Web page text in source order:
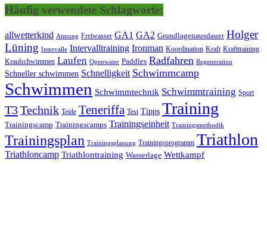
Häufig verwendete Schlagworte:
allwetterkind Atmung Freiwasser GA1 GA2 Grundlagenausdauer Holger
Lüning Intervalle Intervalltraining Ironman Koordination Kraft Krafttraining
Kraulschwimmen Laufen Openwater Paddles Radfahren Regeneration
Schneller schwimmen Schnelligkeit Schwimmcamp
Schwimmen Schwimmtechnik Schwimmtraining Sport
T3Technik Teide Teneriffa Test Tipps Training
Trainingscamp Trainingscamps Trainingseinheit Trainingsmethodik
Trainingsplan Trainingsplanung Trainingsprogramm Triathlon
Triathloncamp Triathlontraining Wasserlage Wettkampf